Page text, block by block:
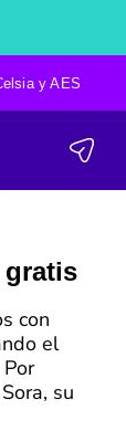
y AES
gratis
con
el
su